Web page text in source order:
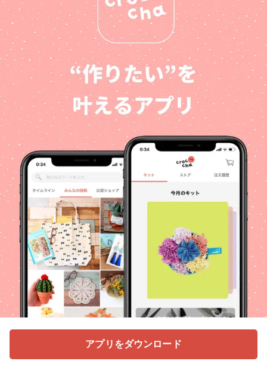
アプリをダウンロード